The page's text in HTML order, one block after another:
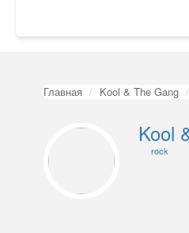
Главная Kool & The Gang
Kool
rock